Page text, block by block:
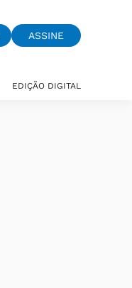
ASSINE
EDIÇÃO DIGITAL